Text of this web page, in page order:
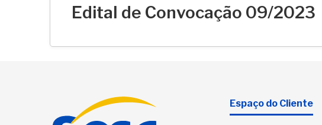
Edital de Convocação 09/2023
Espaço do Cliente